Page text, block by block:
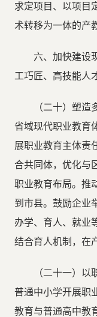
求定项目、以项目
术转移为一体的产
六、加快建设
工巧匠、高技能人
（二十）塑
省域现代职业教育
展职业教育主体责
合共同体，优化与
职业教育布局。推
到市县。鼓励企业
办学、育人、就业
结合育人机制，在
（二十一）
普通中小学开展职
教育与普通高中教